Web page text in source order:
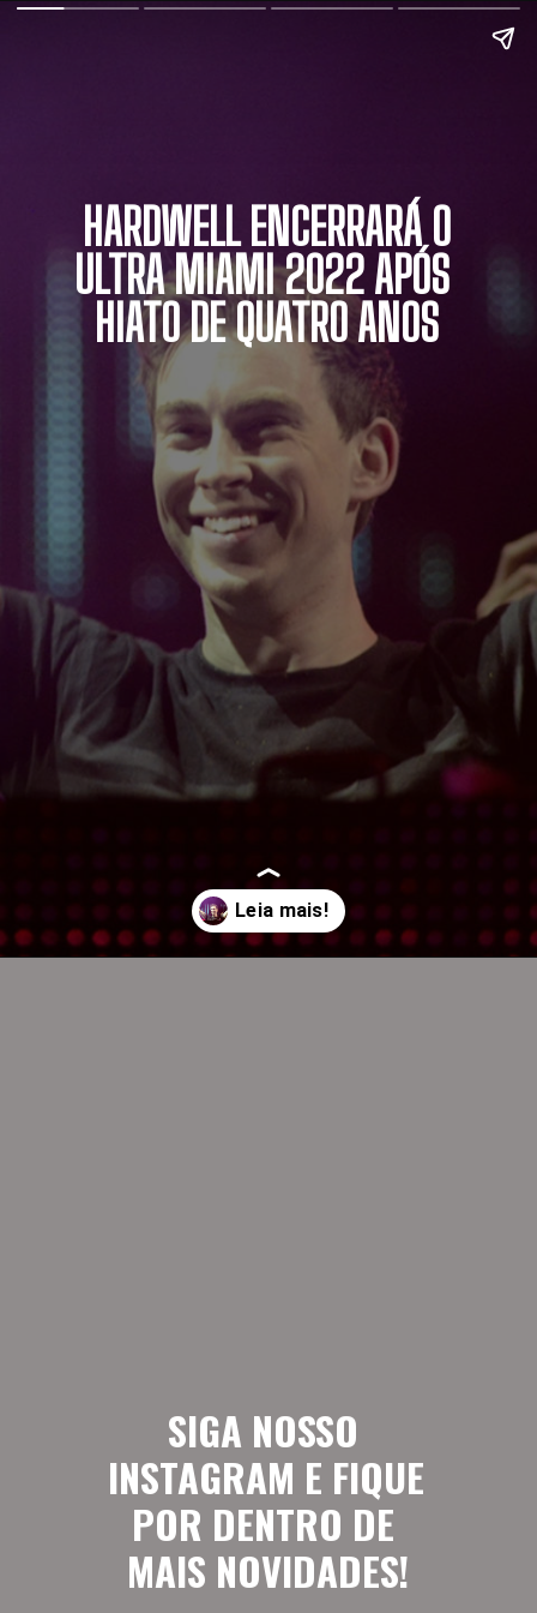
HARDWELL ENCERRARÁ O
ULTRA MIAMI 2022 APÓS
HIATO DE QUATRO ANOS
SIGA NOSSO
INSTAGRAM E FIQUE
POR DENTRO DE
MAIS NOVIDADES!